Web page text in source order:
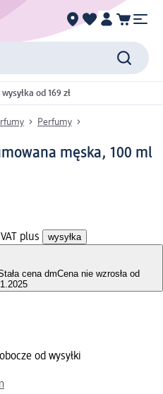
od 169 zł
Perfumy
męska, 100 ml
plus wysyłka
cena dmCena nie wzrosła od
od wysyłki